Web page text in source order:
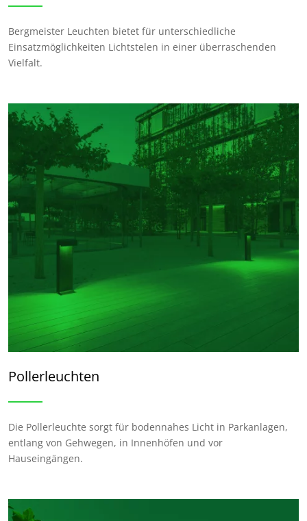
Bergmeister Leuchten bietet für unterschiedliche
Einsatzmöglichkeiten Lichtstelen in einer überraschenden
Vielfalt.
Pollerleuchten
Die Pollerleuchte sorgt für bodennahes Licht in Parkanlagen,
entlang von Gehwegen, in Innenhöfen und vor
Hauseingängen.